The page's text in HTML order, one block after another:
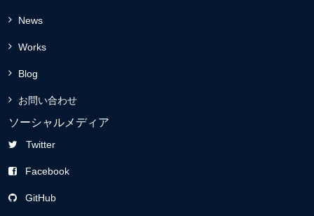
News
Works
Blog
お問い合わせ
ソーシャルメディア
Twitter
Facebook
GitHub